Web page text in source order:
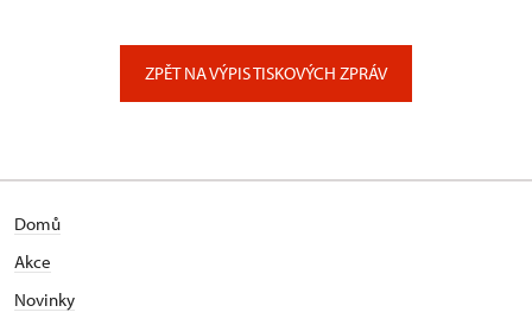
ZPĚT NA VÝPIS TISKOVÝCH ZPRÁV
Domů
Akce
Novinky